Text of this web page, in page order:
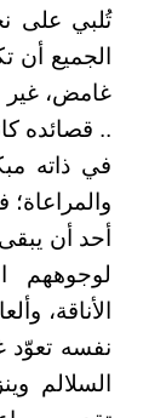
تُلبي على
الجميع أن
غامض، غير
.. قصائده
في ذاته
أحد أن
لوجوههم
الأناقة،
نفسه تعوّد
السلالم